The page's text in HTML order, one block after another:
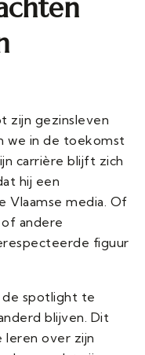
zijn gezinsleven
we in de toekomst
carrière blijft zich
hij een
Vlaamse media. Of
andere
figuur
de spotlight te
blijven. Dit
over zijn